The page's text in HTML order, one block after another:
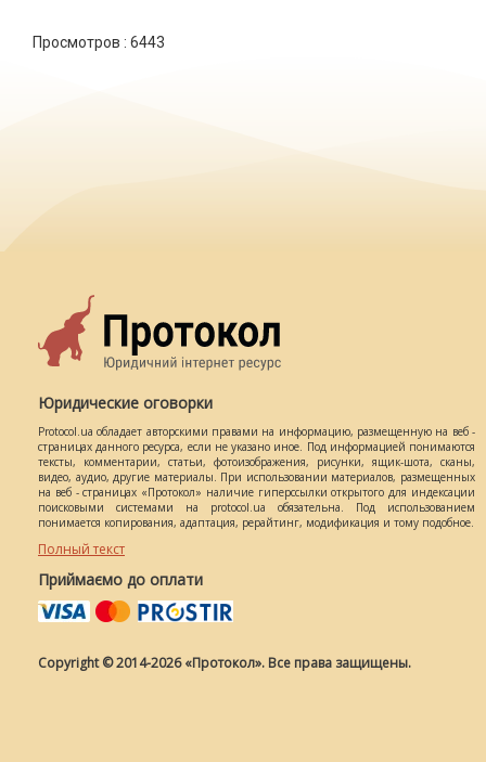
Просмотров : 6443
Юридические оговорки
Protocol.ua обладает авторскими правами на информацию, размещенную на веб -
страницах данного ресурса, если не указано иное. Под информацией понимаются
тексты, комментарии, статьи, фотоизображения, рисунки, ящик-шота, сканы,
видео, аудио, другие материалы. При использовании материалов, размещенных
на веб - страницах «Протокол» наличие гиперссылки открытого для индексации
поисковыми системами на protocol.ua обязательна. Под использованием
понимается копирования, адаптация, рерайтинг, модификация и тому подобное.
Полный текст
Приймаємо до оплати
Copyright © 2014-2026 «Протокол». Все права защищены.